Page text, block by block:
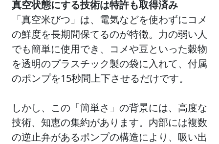
真空状態にする技術は特許も取得済み
「真空米びつ」は、電気などを使わずにコメ
の鮮度を長期間保てるのが特徴。力の弱い人
でも簡単に使用でき、コメや豆といった穀物
を透明のプラスチック製の袋に入れて、付属
のポンプを15秒間上下させるだけです。
しかし、この「簡単さ」の背景には、高度な
技術、知恵の集約があります。内部には複数
の逆止弁があるポンプの構造により、吸い出